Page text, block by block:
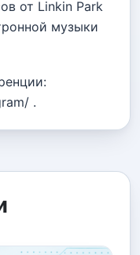
от Linkin Park
музыки
.